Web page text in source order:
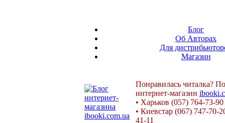
Блог
Об Авторах
Для
Магазин
Понравилась читалка?
интернет-магазин
• Харьков (057) 764-73-90
• Киевстар (067) 747-70-
41-11